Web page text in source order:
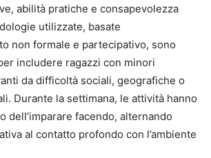
abilità pratiche e consapevolezza
utilizzate, basate
non formale e partecipativo, sono
includere ragazzi con minori
da difficoltà sociali, geografiche o
Durante la settimana, le attività hanno
dell’imparare facendo, alternando
al contatto profondo con l’ambiente